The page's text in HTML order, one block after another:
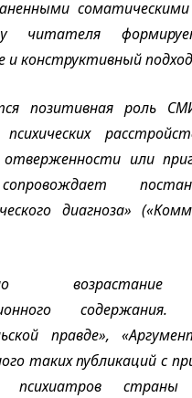
соматическими
конструктивный
позитивная роль
или
диагноза»
возрастание
правде»,
таких публикаций с
психиатров страны